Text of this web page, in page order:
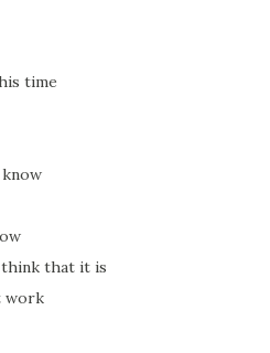
time
that it is
work